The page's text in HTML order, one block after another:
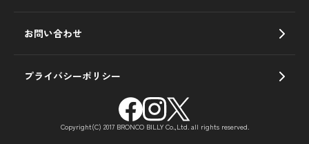
お問い合わせ
プライバシーポリシー
Copyright(C) 2017 BRONCO BILLY Co.,Ltd. all rights reserved.